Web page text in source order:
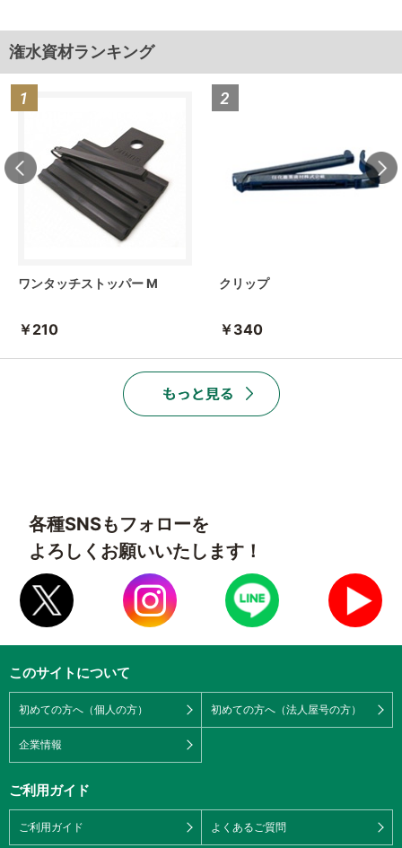
潅水資材ランキング
ワンタッチストッパー M
￥210
クリップ
￥340
各種SNSもフォローを
よろしくお願いいたします！
このサイトについて
初めての方へ（個人の方） 初めての方へ（法人屋号の方）
企業情報
ご利用ガイド
ご利用ガイド よくあるご質問